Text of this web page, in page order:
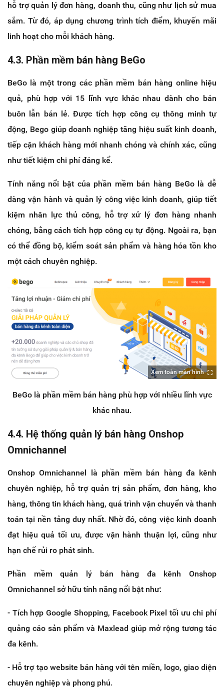
hỗ trợ quản lý đơn hàng, doanh thu, cũng như lịch sử mua
sắm. Từ đó, áp dụng chương trình tích điểm, khuyến mãi
linh hoạt cho mỗi khách hàng.
4.3. Phần mềm bán hàng BeGo
BeGo là một trong các phần mềm bán hàng online hiệu
quả, phù hợp với 15 lĩnh vực khác nhau dành cho bán
buôn lẫn bán lẻ. Được tích hợp công cụ thông minh tự
động, Bego giúp doanh nghiệp tăng hiệu suất kinh doanh,
tiếp cận khách hàng mới nhanh chóng và chính xác, cũng
như tiết kiệm chi phí đáng kể.
Tính năng nổi bật của phần mềm bán hàng BeGo là dễ
dàng vận hành và quản lý công việc kinh doanh, giúp tiết
kiệm nhân lực thủ công, hỗ trợ xử lý đơn hàng nhanh
chóng, bằng cách tích hợp công cụ tự động. Ngoài ra, bạn
có thể đồng bộ, kiểm soát sản phẩm và hàng hóa tồn kho
một cách chuyên nghiệp.
Xem toàn màn hình
BeGo là phần mềm bán hàng phù hợp với nhiều lĩnh vực
khác nhau.
4.4. Hệ thống quản lý bán hàng Onshop
Omnichannel
Onshop Omnichannel là phần mềm bán hàng đa kênh
chuyên nghiệp, hỗ trợ quản trị sản phẩm, đơn hàng, kho
hàng, thông tin khách hàng, quá trình vận chuyển và thanh
toán tại nền tảng duy nhất. Nhờ đó, công việc kinh doanh
đạt hiệu quả tối ưu, được vận hành thuận lợi, cũng như
hạn chế rủi ro phát sinh.
Phần mềm quản lý bán hàng đa kênh Onshop
Omnichannel sở hữu tính năng nổi bật như:
- Tích hợp Google Shopping, Facebook Pixel tối ưu chi phí
quảng cáo sản phẩm và Maxlead giúp mở rộng tương tác
đa kênh.
- Hỗ trợ tạo website bán hàng với tên miền, logo, giao diện
chuyên nghiệp và phong phú.